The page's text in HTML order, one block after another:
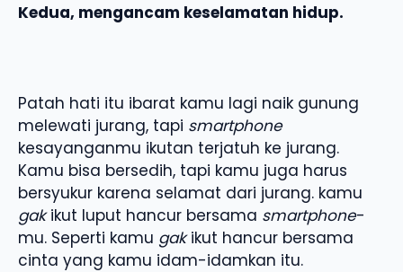
Kedua, mengancam keselamatan hidup.
Patah hati itu ibarat kamu lagi naik gunung
melewati jurang, tapi smartphone
kesayanganmu ikutan terjatuh ke jurang.
Kamu bisa bersedih, tapi kamu juga harus
bersyukur karena selamat dari jurang. kamu
gakikut luput hancur bersama smartphone-
mu. Seperti kamu gakikut hancur bersama
cinta yang kamu idam-idamkan itu.